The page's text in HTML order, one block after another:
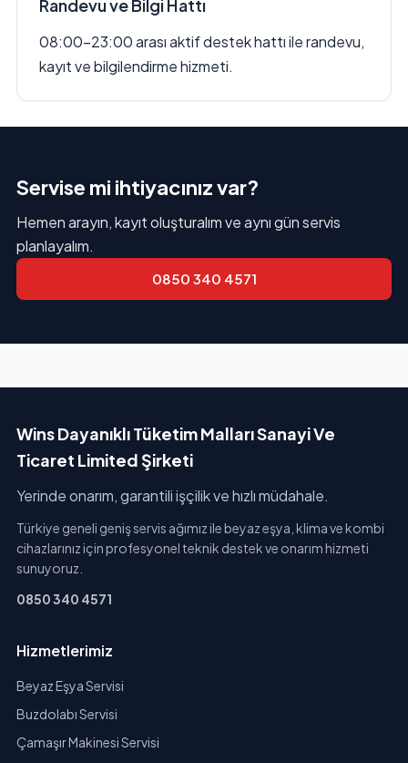
Randevu ve Bilgi Hattı
08:00–23:00 arası aktif destek hattı ile randevu,
kayıt ve bilgilendirme hizmeti.
Servise mi ihtiyacınız var?
Hemen arayın, kayıt oluşturalım ve aynı gün servis
planlayalım.
0850 340 4571
Wins Dayanıklı Tüketim Malları Sanayi Ve
Ticaret Limited Şirketi
Yerinde onarım, garantili işçilik ve hızlı müdahale.
Türkiye geneli geniş servis ağımız ile beyaz eşya, klima ve kombi
cihazlarınız için profesyonel teknik destek ve onarım hizmeti
sunuyoruz.
0850 340 4571
Hizmetlerimiz
Beyaz Eşya Servisi
Buzdolabı Servisi
Çamaşır Makinesi Servisi